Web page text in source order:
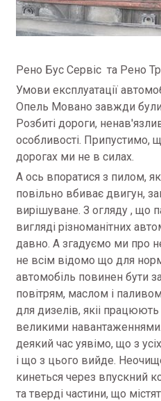
Рено Бус Сервіс та Рено
Умови експлуатації
Опель Мовано завжди були
Розбиті дороги,
особливості. Припустимо,
дорогах ми не в силах.
А ось впоратися з пилом,
повільно вбиває двигун,
вирішуване. З огляду , що
вигляді різноманітних
давно. А згадуємо ми про
не всім відомо що для
автомобіль повинен бути
повітрям, маслом і
для дизелів, якіі
великими
деякий час уявімо, що з
і що з цього вийде.
кинеться через впускний
та тверді частини, що